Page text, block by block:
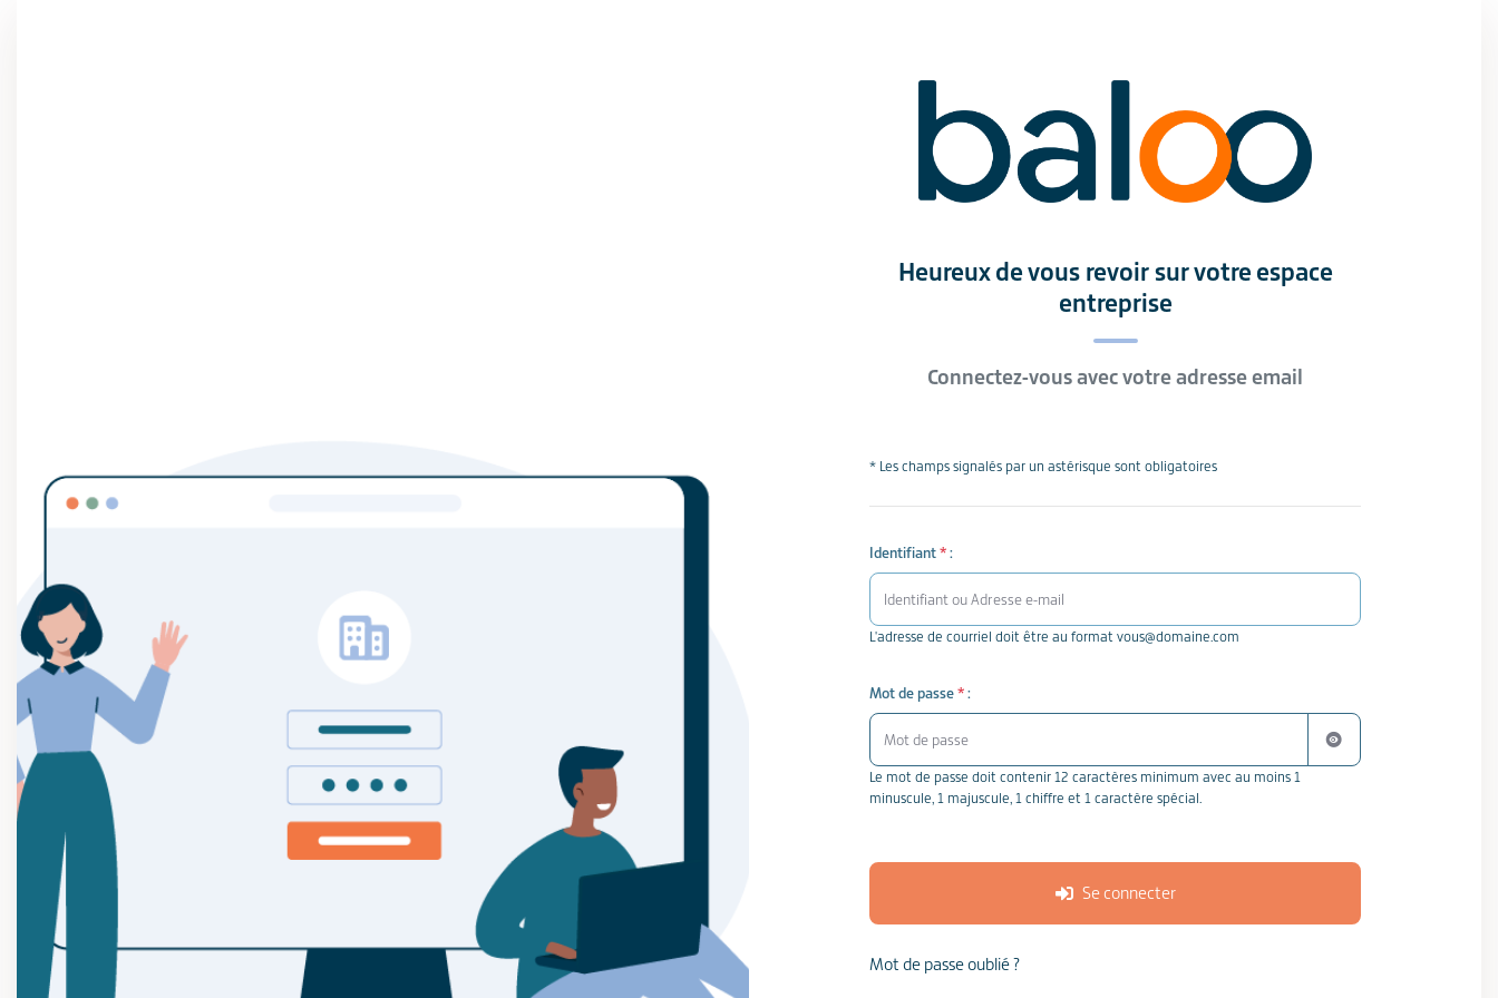
Heureux de vous revoir sur votre espace
entreprise
Connectez-vous avec votre adresse email
* Les champs signalés par un astérisque sont obligatoires
Identifiant*:
L'adresse de courriel doit être au format vous@domaine.com
Mot de passe*:
Afficher le mot de passe
Le mot de passe doit contenir 12 caractères minimum avec au moins 1
minuscule, 1 majuscule, 1 chiffre et 1 caractère spécial.
Se connecter
Mot de passe oublié ?